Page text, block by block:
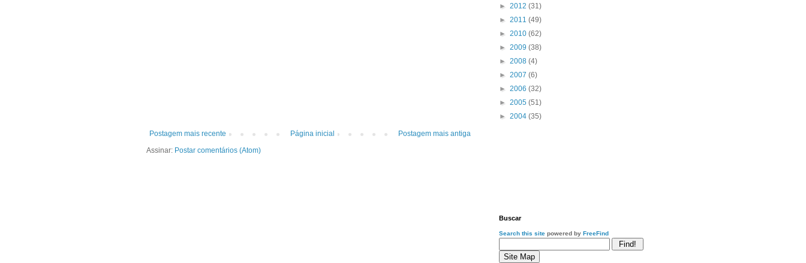
Postagem mais recente Postagem mais antiga
Página inicial
Assinar: Postar comentários (Atom)
► 2012 (31)
► 2011 (49)
► 2010 (62)
► 2009 (38)
► 2008 (4)
► 2007 (6)
► 2006 (32)
► 2005 (51)
► 2004 (35)
Buscar
Search this site powered by FreeFind